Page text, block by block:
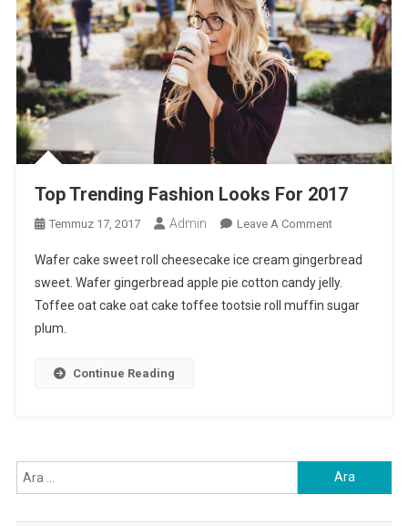
Top Trending Fashion Looks For 2017
Temmuz 17, 2017 Admin Leave A CommentOn
Trending
Fashion
Looks
Wafer cake sweet roll cheesecake ice cream gingerbread
sweet. Wafer gingerbread apple pie cotton candy jelly.
Toffee oat cake oat cake toffee tootsie roll muffin sugar
plum.
Continue Reading
Arama: